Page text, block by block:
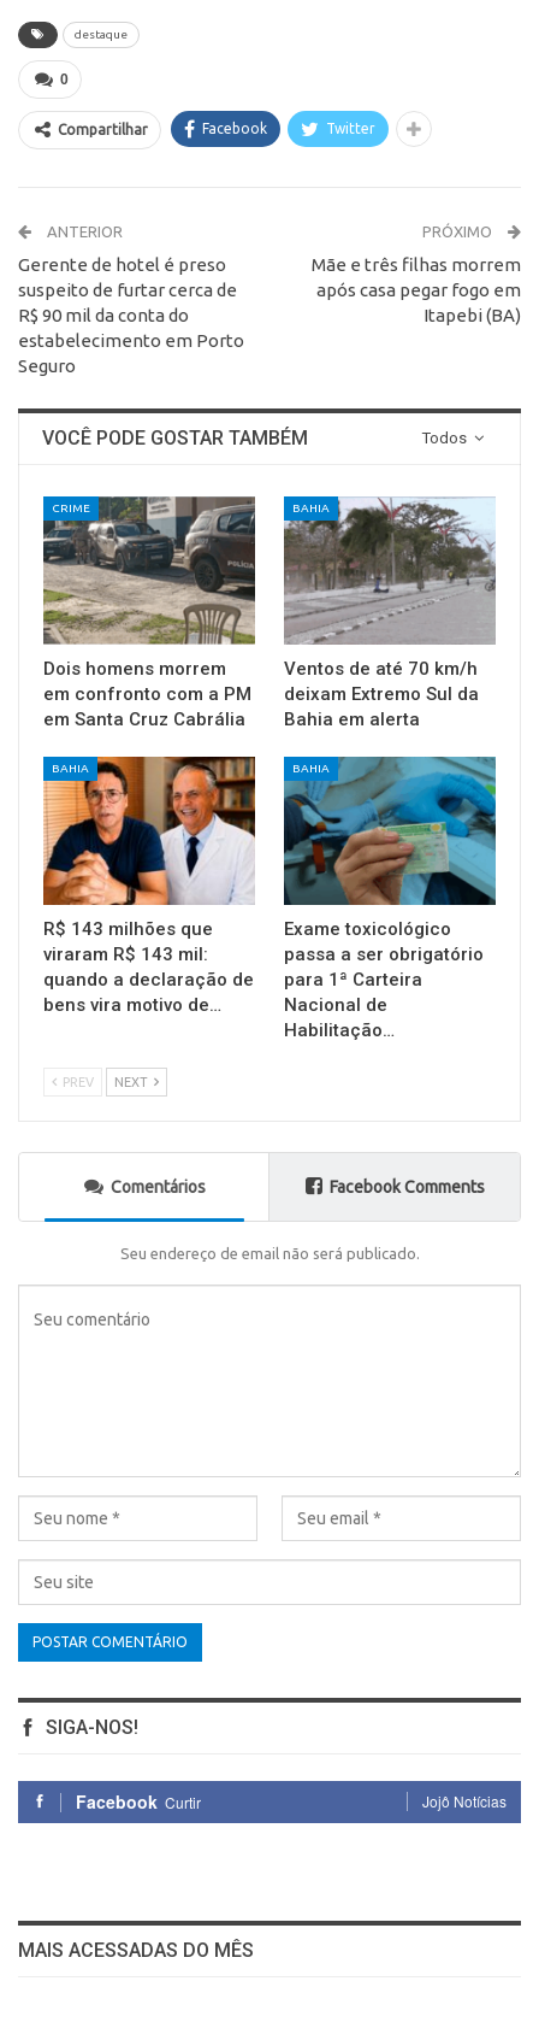
destaque
0
Compartilhar Facebook Twitter
ANTERIOR
Gerente de hotel é preso
suspeito de furtar cerca de
R$ 90 mil da conta do
estabelecimento em Porto
Seguro
PRÓXIMO
Mãe e três filhas morrem
após casa pegar fogo em
Itapebi (BA)
Todos
VOCÊ PODE GOSTAR TAMBÉM
CRIME
Dois homens morrem
em confronto com a PM
em Santa Cruz Cabrália
BAHIA
Ventos de até 70 km/h
deixam Extremo Sul da
Bahia em alerta
BAHIA
R$ 143 milhões que
viraram R$ 143 mil:
quando a declaração de
bens vira motivo de…
BAHIA
Exame toxicológico
passa a ser obrigatório
para 1ª Carteira
Nacional de
Habilitação…
PREV NEXT
Comentários Facebook Comments
Seu endereço de email não será publicado.
SIGA-NOS!
Facebook Curtir Jojô Notícias
MAIS ACESSADAS DO MÊS